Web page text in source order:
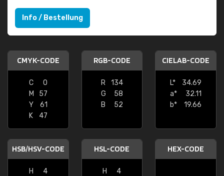
Info / Bestellung
CMYK-CODE
C
0
M
57
Y
61
K
47
RGB-CODE
R
134
G
58
B
52
CIELAB-CODE
L*
34.69
a*
32.11
b*
19.66
HSB/HSV-CODE
H
4
HSL-CODE
H
4
HEX-CODE